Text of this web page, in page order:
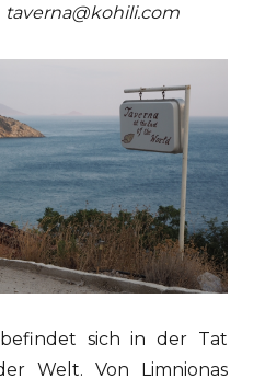
taverna@kohili.com
befindet sich in der Tat
Welt. Von Limnionas